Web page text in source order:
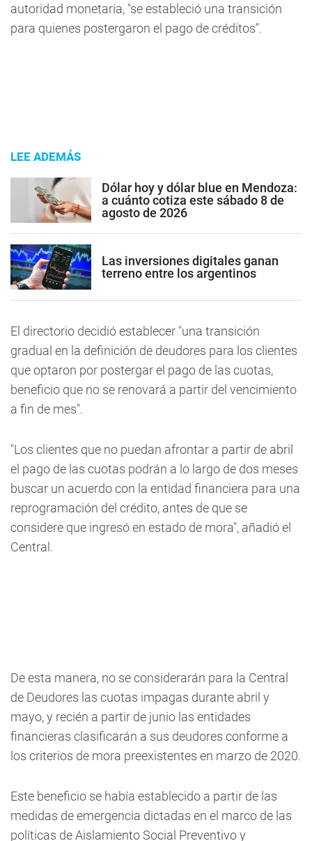
autoridad monetaria, "se estableció una transición
para quienes postergaron el pago de créditos".
LEE ADEMÁS
Dólar hoy y dólar blue en Mendoza:
a cuánto cotiza este sábado 8 de
agosto de 2026
Las inversiones digitales ganan
terreno entre los argentinos
El directorio decidió establecer "una transición
gradual en la definición de deudores para los clientes
que optaron por postergar el pago de las cuotas,
beneficio que no se renovará a partir del vencimiento
a fin de mes".
"Los clientes que no puedan afrontar a partir de abril
el pago de las cuotas podrán a lo largo de dos meses
buscar un acuerdo con la entidad financiera para una
reprogramación del crédito, antes de que se
considere que ingresó en estado de mora", añadió el
Central.
De esta manera, no se considerarán para la Central
de Deudores las cuotas impagas durante abril y
mayo, y recién a partir de junio las entidades
financieras clasificarán a sus deudores conforme a
los criterios de mora preexistentes en marzo de 2020.
Este beneficio se había establecido a partir de las
medidas de emergencia dictadas en el marco de las
políticas de Aislamiento Social Preventivo y